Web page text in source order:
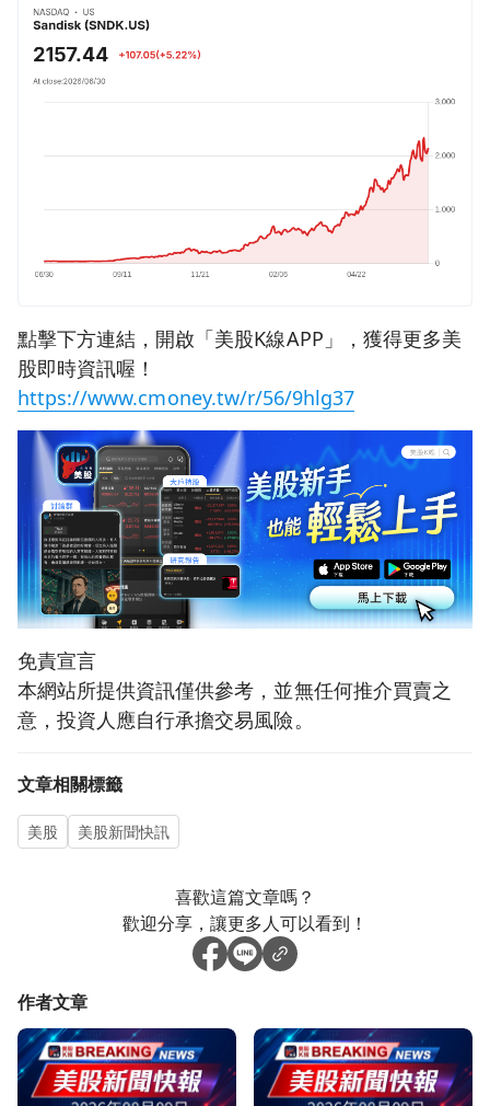
點擊下方連結，開啟「美股K線APP」，獲得更多美
股即時資訊喔！
https://www.cmoney.tw/r/56/9hlg37
免責宣言
本網站所提供資訊僅供參考，並無任何推介買賣之
意，投資人應自行承擔交易風險。
文章相關標籤
美股 美股新聞快訊
喜歡這篇文章嗎？
歡迎分享，讓更多人可以看到！
作者文章